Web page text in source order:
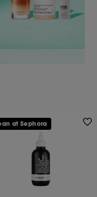
at Sephora